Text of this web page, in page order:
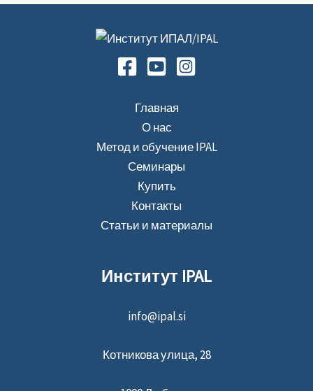
Главная
О нас
Метод и обучение IPAL
Семинары
Купить
Контакты
Статьи и материалы
Институт IPAL
info@ipal.si
Котникова улица, 28